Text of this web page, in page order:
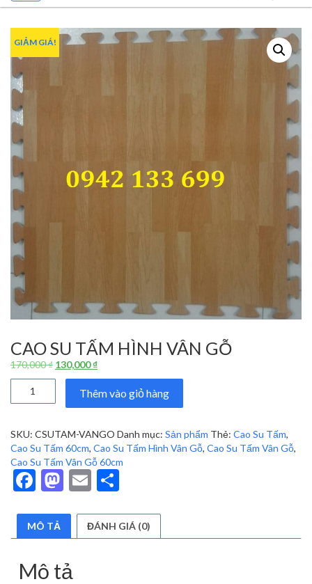
GIẢM GIÁ!
CAO SU TẤM HÌNH VÂN GỖ
170,000₫ Giá
gốc
170,000 ₫.
130,000₫Giá
hiện
tại
là:
Vân
Gỗ
số
lượng
Thêm vào giỏ hàng
SKU: CSUTAM-VANGO Danh mục: Sản phẩm Thẻ: Cao Su Tấm,
Cao Su Tấm 60cm, Cao Su Tấm Hình Vân Gỗ, Cao Su Tấm Vân Gỗ,
Cao Su Tấm Vân Gỗ 60cm
Facebook
Mastodon
Email
MÔ TẢ ĐÁNH GIÁ (0)
Mô tả